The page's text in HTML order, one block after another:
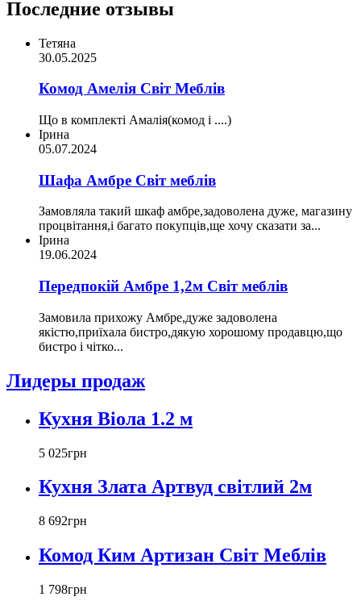
Последние отзывы
Тетяна
30.05.2025
Комод Амелія Світ Меблів
Що в комплекті Амалія(комод і ....)
Ірина
05.07.2024
Шафа Амбре Світ меблів
Замовляла такий шкаф амбре,задоволена дуже, магазину
процвітання,і багато покупців,ще хочу сказати за...
Ірина
19.06.2024
Передпокій Амбре 1,2м Світ меблів
Замовила прихожу Амбре,дуже задоволена
якістю,приїхала бистро,дякую хорошому продавцю,що
бистро і чітко...
Лидеры продаж
Кухня Віола 1.2 м
5 025грн
Кухня Злата Артвуд світлий 2м
8 692грн
Комод Ким Артизан Світ Меблів
1 798грн